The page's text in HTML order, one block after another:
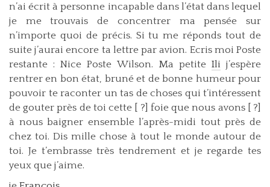
n’ai écrit à personne incapable dans l’état dans lequel
je me trouvais de concentrer ma pensée sur
n’importe quoi de précis. Si tu me réponds tout de
suite j’aurai encore ta lettre par avion. Ecris moi Poste
restante : Nice Poste Wilson. Ma petite Ili j’espère
rentrer en bon état, bruné et de bonne humeur pour
pouvoir te raconter un tas de choses qui t’intéressent
de gouter près de toi cette [ ?] foie que nous avons [ ?]
à nous baigner ensemble l’après-midi tout près de
chez toi. Dis mille chose à tout le monde autour de
toi. Je t’embrasse très tendrement et je regarde tes
yeux que j’aime.